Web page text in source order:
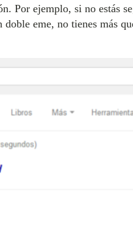
Por ejemplo, si no estás
doble eme, no tienes más